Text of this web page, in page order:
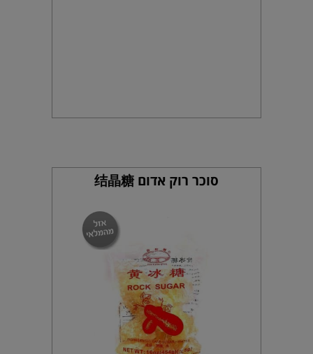
סוכר רוק אדום 结晶糖